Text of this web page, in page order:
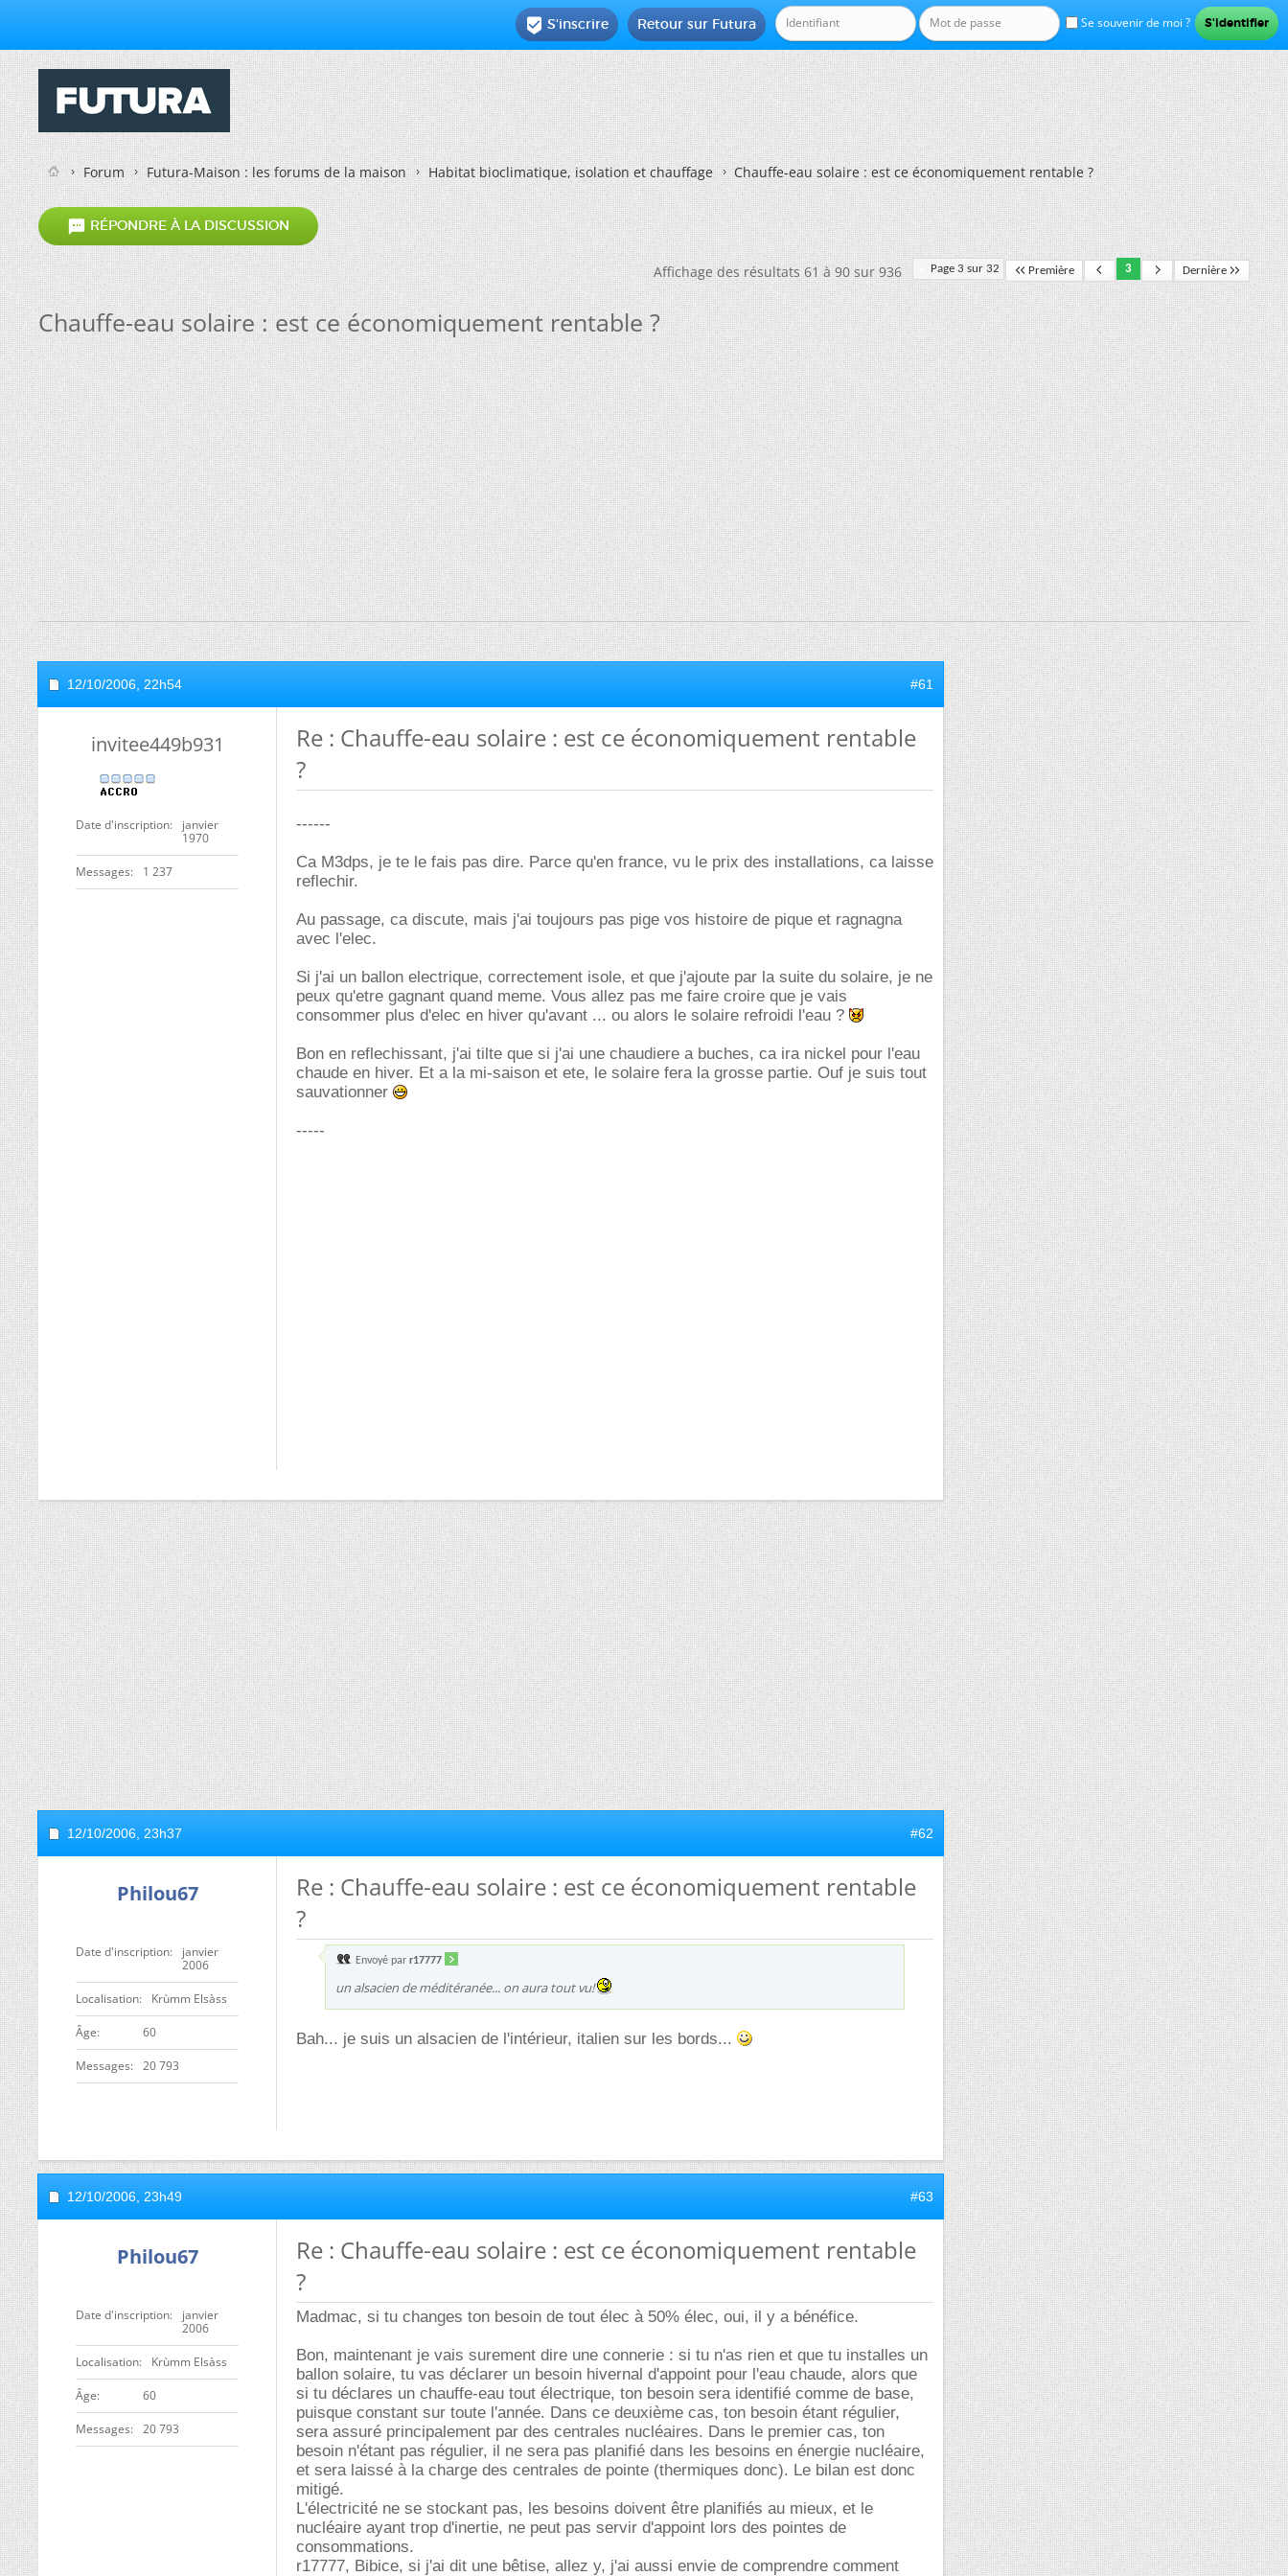
Se souvenir de moi ?
Retour sur Futura
 S'inscrire
Forum Futura-Maison : les forums de la maison Habitat bioclimatique, isolation et chauffage Chauffe-eau solaire : est ce économiquement rentable ?
 RÉPONDRE À LA DISCUSSION
Page 3 sur 32 Première 3 Dernière
Affichage des résultats 61 à 90 sur 936
Chauffe-eau solaire : est ce économiquement rentable ?
12/10/2006, 22h54 #61
invitee449b931
Date d'inscription
janvier
1970
Messages 1 237
Re : Chauffe-eau solaire : est ce économiquement rentable
?
------
Ca M3dps, je te le fais pas dire. Parce qu'en france, vu le prix des installations, ca laisse
reflechir.
Au passage, ca discute, mais j'ai toujours pas pige vos histoire de pique et ragnagna
avec l'elec.
Si j'ai un ballon electrique, correctement isole, et que j'ajoute par la suite du solaire, je ne
peux qu'etre gagnant quand meme. Vous allez pas me faire croire que je vais
consommer plus d'elec en hiver qu'avant ... ou alors le solaire refroidi l'eau ?
Bon en reflechissant, j'ai tilte que si j'ai une chaudiere a buches, ca ira nickel pour l'eau
chaude en hiver. Et a la mi-saison et ete, le solaire fera la grosse partie. Ouf je suis tout
sauvationner
-----
12/10/2006, 23h37 #62
Philou67
Date d'inscription
janvier
2006
Localisation Krùmm Elsàss
ge 60
Messages 20 793
Re : Chauffe-eau solaire : est ce économiquement rentable
?
Envoyé par r17777
un alsacien de méditéranée... on aura tout vu!
Bah... je suis un alsacien de l'intérieur, italien sur les bords...
12/10/2006, 23h49 #63
Philou67
Date d'inscription
janvier
2006
Localisation Krùmm Elsàss
ge 60
Messages 20 793
Re : Chauffe-eau solaire : est ce économiquement rentable
?
Madmac, si tu changes ton besoin de tout élec à 50% élec, oui, il y a bénéfice.
Bon, maintenant je vais surement dire une connerie : si tu n'as rien et que tu installes un
ballon solaire, tu vas déclarer un besoin hivernal d'appoint pour l'eau chaude, alors que
si tu déclares un chauffe-eau tout électrique, ton besoin sera identifié comme de base,
puisque constant sur toute l'année. Dans ce deuxième cas, ton besoin étant régulier,
sera assuré principalement par des centrales nucléaires. Dans le premier cas, ton
besoin n'étant pas régulier, il ne sera pas planifié dans les besoins en énergie nucléaire,
et sera laissé à la charge des centrales de pointe (thermiques donc). Le bilan est donc
mitigé.
L'électricité ne se stockant pas, les besoins doivent être planifiés au mieux, et le
nucléaire ayant trop d'inertie, ne peut pas servir d'appoint lors des pointes de
consommations.
r17777, Bibice, si j'ai dit une bêtise, allez y, j'ai aussi envie de comprendre comment